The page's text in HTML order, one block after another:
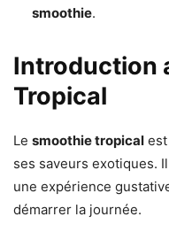
smoothie.
Introduction
Tropical
Le smoothie tropical
ses saveurs exotiques.
une expérience
démarrer la journée.